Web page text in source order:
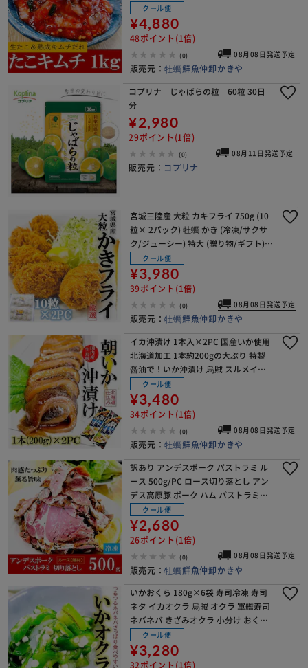
ムチ【代引き不可】
クール便
¥4,880
48ポイント(1倍)
(0) 08月08日発送予定
販売元：牡蠣鮮魚仲卸かきや
コプリナ じゃばらの粒 60粒 30日
分
¥2,980
29ポイント(1倍)
(0) 08月11日発送予定
販売元： コプリナ
宮城三陸産 大粒 カキフライ 750g (10
粒× 2パック) 牡蠣 かき (冷凍/サクサ
ク/ジューシー) 特大 (贈り物/ギフト)
牡蠣フライ ギフト ギフトメッセージ
熨斗【代引き不可】
クール便
¥3,980
39ポイント(1倍)
(0) 08月08日発送予定
販売元：牡蠣鮮魚仲卸かきや
イカ沖漬け 1本入×2PC 国産いか使用
北海道加工 1本約200gの大ぶり 特製
醤油で！いか沖漬け 烏賊 スルメイカ
【代引き不可】
クール便
¥3,480
34ポイント(1倍)
(0) 08月08日発送予定
販売元：牡蠣鮮魚仲卸かきや
訳あり アンデスポーク パストラミ ル
ース 500g/PC ロース切り落とし アン
デス高原豚 ポーク ハム パストラミ
【代引き不可】
クール便
¥2,680
26ポイント(1倍)
(0) 08月08日発送予定
販売元：牡蠣鮮魚仲卸かきや
いかおくら 180g×6袋 寿司冷凍 寿司
ネタ イカオクラ 烏賊 オクラ 軍艦寿司
ネバネバ きざみオクラ 小分け おくら
いか【代引き不可】
クール便
¥3,280
32ポイント(1倍)